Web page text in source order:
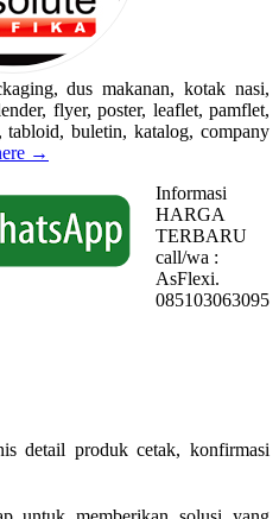
dus makanan, kotak nasi,
flyer, poster, leaflet, pamflet,
tabloid, buletin, katalog, company
→
Informasi
HARGA
TERBARU
call/wa :
AsFlexi.
085103063095
detail produk cetak, konfirmasi